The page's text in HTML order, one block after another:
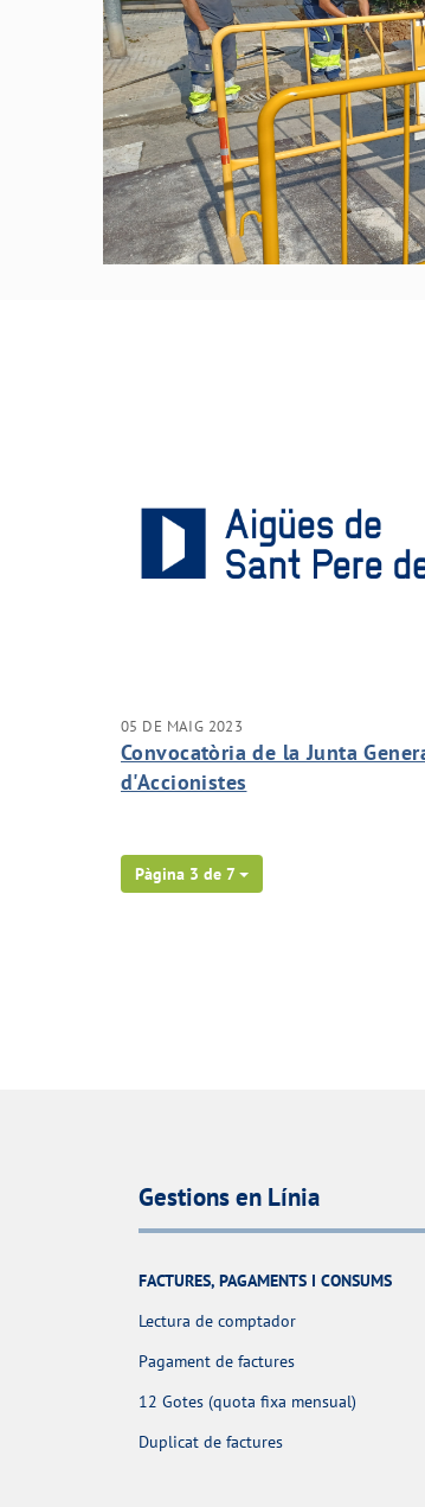
05 DE MAIG 2023
Convocatòria de la Junta
d'Accionistes
Pàgina 3 de 7
Gestions en Línia
FACTURES, PAGAMENTS I CONSUMS
Lectura de comptador
Pagament de factures
12 Gotes (quota fixa mensual)
Duplicat de factures